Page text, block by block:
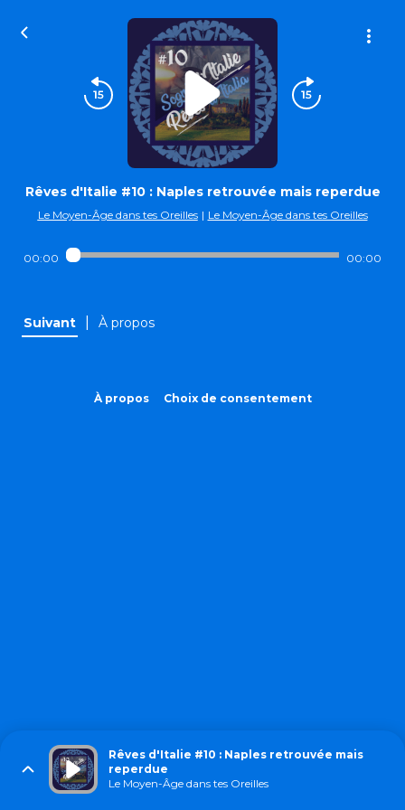
Rêves d'Italie #10 : Naples retrouvée mais reperdue
Le Moyen-Âge dans tes Oreilles | Le Moyen-Âge dans tes Oreilles
00:00 00:00
Suivant À propos
À propos Choix de consentement
Rêves d'Italie #10 : Naples retrouvée mais
reperdue
Le Moyen-Âge dans tes Oreilles